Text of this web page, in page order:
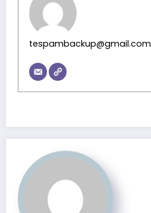
tespambackup@gmail.com